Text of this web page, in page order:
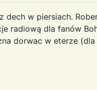
dech w piersiach.
radiową dla fanów
dorwac w eterze